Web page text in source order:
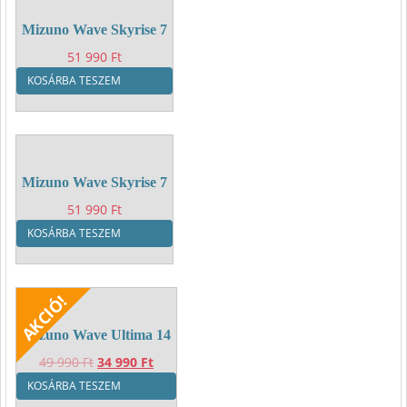
Mizuno Wave Skyrise 7
51 990 Ft
KOSÁRBA TESZEM
Mizuno Wave Skyrise 7
51 990 Ft
KOSÁRBA TESZEM
Mizuno Wave Ultima 14
49 990Ft Original
price
was:
34 990 FtCurrent
is:
KOSÁRBA TESZEM